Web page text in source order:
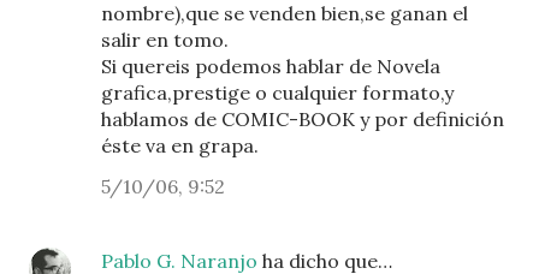
nombre),que se venden bien,se ganan el
salir en tomo.
Si quereis podemos hablar de Novela
grafica,prestige o cualquier formato,y
hablamos de COMIC-BOOK y por definición
éste va en grapa.
5/10/06, 9:52
Pablo G. Naranjo ha dicho que…